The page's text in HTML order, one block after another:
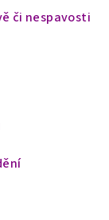
či nespavosti